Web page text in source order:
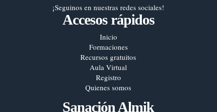
¡Seguinos en nuestras redes sociales!
Accesos rápidos
Inicio
Formaciones
Recursos gratuitos
Aula Virtual
Registro
Quienes somos
Sanación Almik